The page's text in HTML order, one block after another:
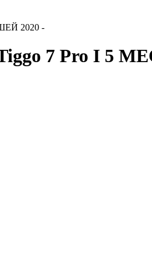
2020 -
7 Pro I 5